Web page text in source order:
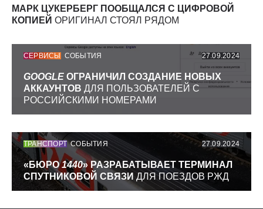
МАРК ЦУКЕРБЕРГ ПООБЩАЛСЯ С ЦИФРОВОЙ
КОПИЕЙ ОРИГИНАЛ СТОЯЛ РЯДОМ
СЕРВИСЫ СОБЫТИЯ 27.09.2024
GOOGLE ОГРАНИЧИЛ СОЗДАНИЕ НОВЫХ
АККАУНТОВ ДЛЯ ПОЛЬЗОВАТЕЛЕЙ С
РОССИЙСКИМИ НОМЕРАМИ
ТРАНСПОРТ СОБЫТИЯ 27.09.2024
«БЮРО1440» РАЗРАБАТЫВАЕТ ТЕРМИНАЛ
СПУТНИКОВОЙ СВЯЗИ ДЛЯ ПОЕЗДОВ РЖД